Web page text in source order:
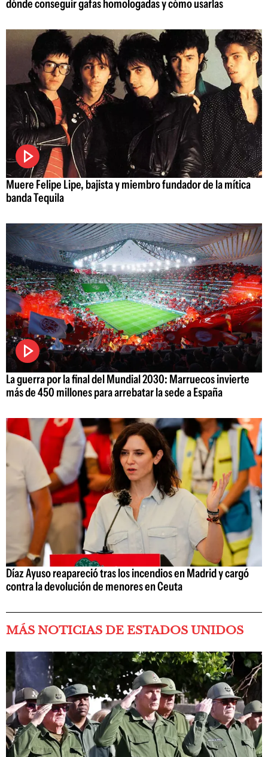
dónde conseguir gafas homologadas y cómo usarlas
Muere Felipe Lipe, bajista y miembro fundador de la mítica
banda Tequila
La guerra por la final del Mundial 2030: Marruecos invierte
más de 450 millones para arrebatar la sede a España
Díaz Ayuso reapareció tras los incendios en Madrid y cargó
contra la devolución de menores en Ceuta
MÁS NOTICIAS DE ESTADOS UNIDOS